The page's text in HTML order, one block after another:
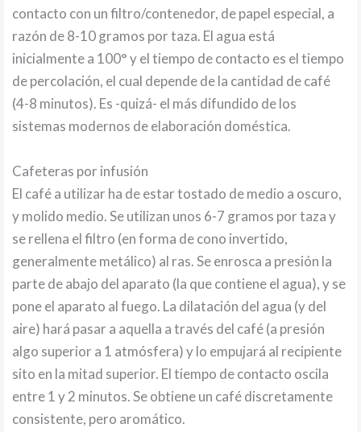
contacto con un filtro/contenedor, de papel especial, a
razón de 8-10 gramos por taza. El agua está
inicialmente a 100° y el tiempo de contacto es el tiempo
de percolación, el cual depende de la cantidad de café
(4-8 minutos). Es -quizá- el más difundido de los
sistemas modernos de elaboración doméstica.
Cafeteras por infusión
El café a utilizar ha de estar tostado de medio a oscuro,
y molido medio. Se utilizan unos 6-7 gramos por taza y
se rellena el filtro (en forma de cono invertido,
generalmente metálico) al ras. Se enrosca a presión la
parte de abajo del aparato (la que contiene el agua), y se
pone el aparato al fuego. La dilatación del agua (y del
aire) hará pasar a aquella a través del café (a presión
algo superior a 1 atmósfera) y lo empujará al recipiente
sito en la mitad superior. El tiempo de contacto oscila
entre 1 y 2 minutos. Se obtiene un café discretamente
consistente, pero aromático.